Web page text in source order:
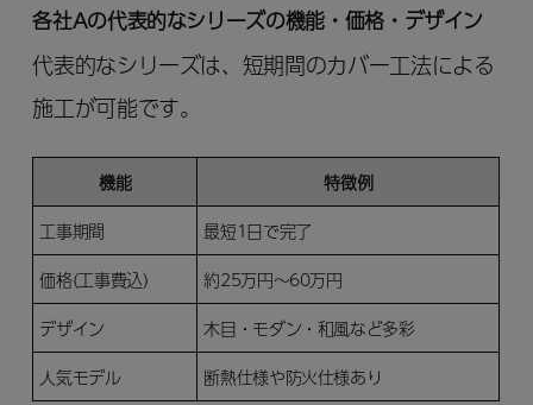
各社Aの代表的なシリーズの機能・価格・デザイン
代表的なシリーズは、短期間のカバー工法による
施工が可能です。
機能
特徴例
工事期間
最短1日で完了
価格(工事費込)
約25万円～60万円
デザイン
木目・モダン・和風など多彩
人気モデル
断熱仕様や防火仕様あり